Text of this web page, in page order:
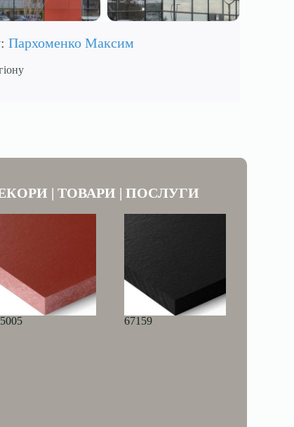
Пархоменко Максим
| ТОВАРИ | ПОСЛУГИ
67159